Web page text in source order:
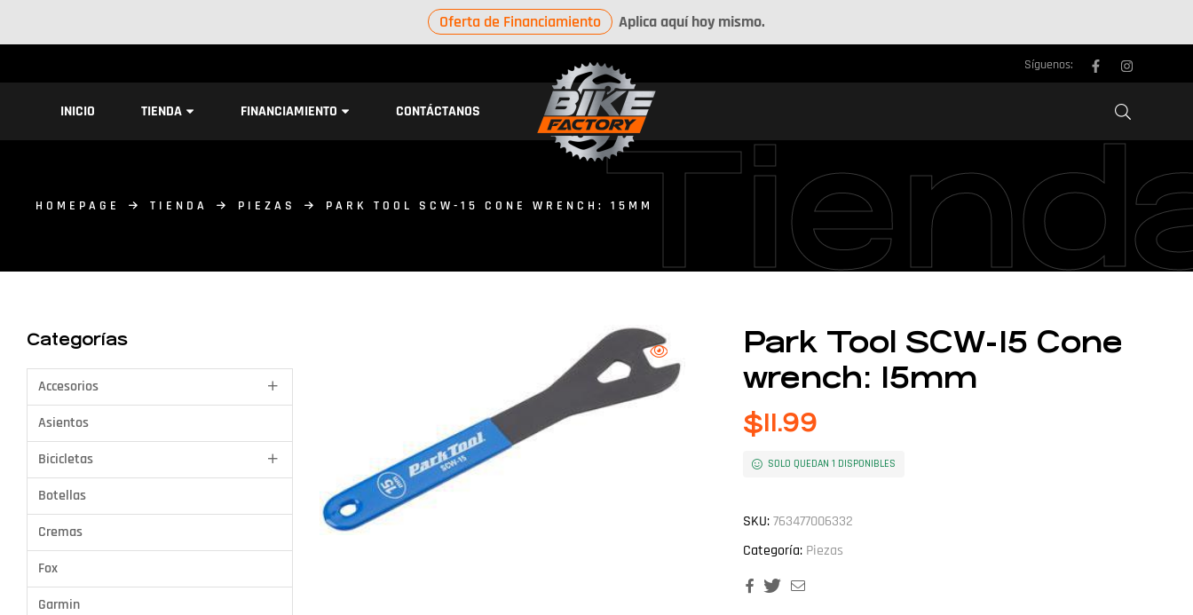
Oferta de Financiamiento Aplica aquí hoy mismo.
Síguenos:
INICIO TIENDA FINANCIAMIENTO CONTÁCTANOS
HOMEPAGE TIENDA PIEZAS PARK TOOL SCW-15 CONE WRENCH: 15MM
Park Tool SCW-15 Cone
wrench: 15mm
$11.99
SOLO QUEDAN 1 DISPONIBLES
SKU:763477006332
Categoría: Piezas
FacebookTwitter
Categorías
Accesorios
Asientos
Bicicletas
Botellas
Cremas
Fox
Garmin